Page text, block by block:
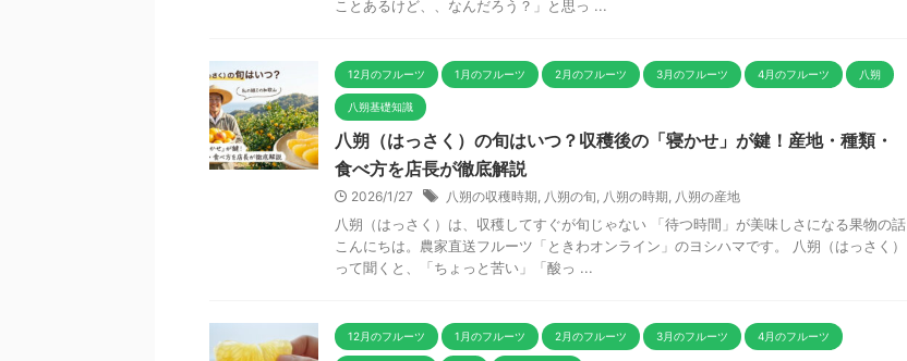
ことあるけど、、なんだろう？」と思っ ...
12月のフルーツ 1月のフルーツ 2月のフルーツ 3月のフルーツ 4月のフルーツ 八朔
八朔基礎知識
八朔（はっさく）の旬はいつ？収穫後の「寝かせ」が鍵！産地・種類・
食べ方を店長が徹底解説
2026/1/27 八朔の収穫時期, 八朔の旬, 八朔の時期, 八朔の産地
八朔（はっさく）は、収穫してすぐが旬じゃない 「待つ時間」が美味しさになる果物の話
こんにちは。農家直送フルーツ「ときわオンライン」のヨシハマです。 八朔（はっさく）
って聞くと、「ちょっと苦い」「酸っ ...
12月のフルーツ 1月のフルーツ 2月のフルーツ 3月のフルーツ 4月のフルーツ